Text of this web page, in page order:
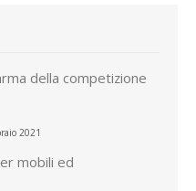
della competizione
2021
mobili ed